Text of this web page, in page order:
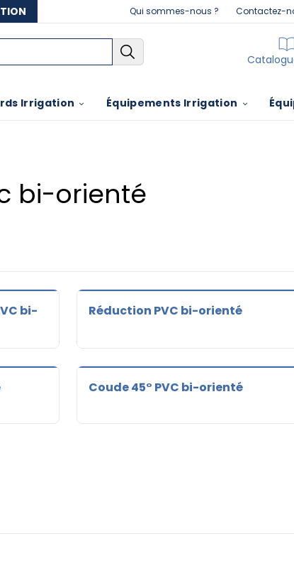
Qui sommes-nous ? Contactez-
Irrigation Équipements Irrigation
bi-orienté
bi-
Réduction PVC bi-orienté
Coude 45° PVC bi-orienté